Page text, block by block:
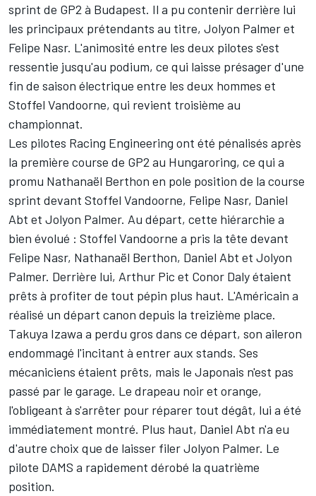
sprint de GP2 à Budapest. Il a pu contenir derrière lui
les principaux prétendants au titre, Jolyon Palmer et
Felipe Nasr. L'animosité entre les deux pilotes s'est
ressentie jusqu'au podium, ce qui laisse présager d'une
fin de saison électrique entre les deux hommes et
Stoffel Vandoorne, qui revient troisième au
championnat.
Les pilotes Racing Engineering ont été pénalisés après
la première course de GP2 au Hungaroring, ce qui a
promu Nathanaël Berthon en pole position de la course
sprint devant Stoffel Vandoorne, Felipe Nasr, Daniel
Abt et Jolyon Palmer. Au départ, cette hiérarchie a
bien évolué : Stoffel Vandoorne a pris la tête devant
Felipe Nasr, Nathanaël Berthon, Daniel Abt et Jolyon
Palmer. Derrière lui, Arthur Pic et Conor Daly étaient
prêts à profiter de tout pépin plus haut. L'Américain a
réalisé un départ canon depuis la treizième place.
Takuya Izawa a perdu gros dans ce départ, son aileron
endommagé l'incitant à entrer aux stands. Ses
mécaniciens étaient prêts, mais le Japonais n'est pas
passé par le garage. Le drapeau noir et orange,
l'obligeant à s'arrêter pour réparer tout dégât, lui a été
immédiatement montré. Plus haut, Daniel Abt n'a eu
d'autre choix que de laisser filer Jolyon Palmer. Le
pilote DAMS a rapidement dérobé la quatrième
position.